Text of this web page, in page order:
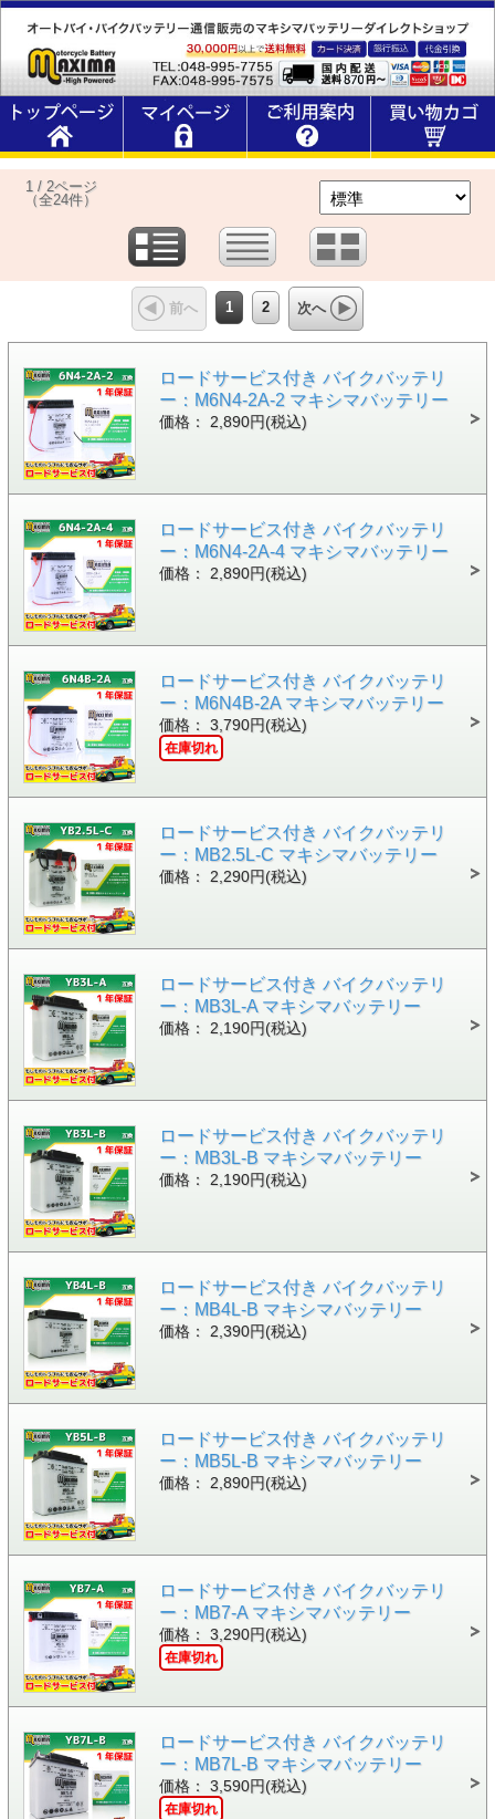
1 / 2ページ
（全24件）
前へ 1 2 次へ
ロードサービス付き バイクバッテリ
ー：M6N4-2A-2 マキシマバッテリー
価格： 2,890円(税込)
ロードサービス付き バイクバッテリ
ー：M6N4-2A-4 マキシマバッテリー
価格： 2,890円(税込)
ロードサービス付き バイクバッテリ
ー：M6N4B-2A マキシマバッテリー
価格： 3,790円(税込)
在庫切れ
ロードサービス付き バイクバッテリ
ー：MB2.5L-C マキシマバッテリー
価格： 2,290円(税込)
ロードサービス付き バイクバッテリ
ー：MB3L-A マキシマバッテリー
価格： 2,190円(税込)
ロードサービス付き バイクバッテリ
ー：MB3L-B マキシマバッテリー
価格： 2,190円(税込)
ロードサービス付き バイクバッテリ
ー：MB4L-B マキシマバッテリー
価格： 2,390円(税込)
ロードサービス付き バイクバッテリ
ー：MB5L-B マキシマバッテリー
価格： 2,890円(税込)
ロードサービス付き バイクバッテリ
ー：MB7-A マキシマバッテリー
価格： 3,290円(税込)
在庫切れ
ロードサービス付き バイクバッテリ
ー：MB7L-B マキシマバッテリー
価格： 3,590円(税込)
在庫切れ